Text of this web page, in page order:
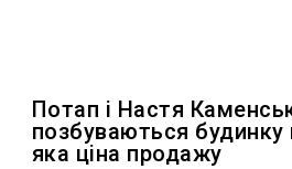
Потап і Настя
позбуваються будинку
яка ціна продажу